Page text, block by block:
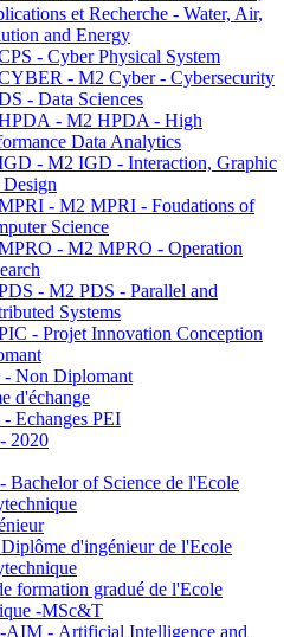
et Recherche - Water, Air,
and Energy
- Cyber Physical System
- M2 Cyber - Cybersecurity
- Data Sciences
- M2 HPDA - High
Data Analytics
- M2 IGD - Interaction, Graphic
Design
- M2 MPRI - Foudations of
Science
- M2 MPRO - Operation
- M2 PDS - Parallel and
Systems
- Projet Innovation Conception
Non Diplomant
d'échange
Echanges PEI
2020
Bachelor of Science de l'Ecole
d'ingénieur de l'Ecole
formation gradué de l'Ecole
-MSc&T
AIM - Artificial Intelligence and